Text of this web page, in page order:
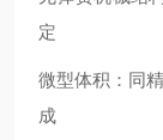
定
微型体积：同
成